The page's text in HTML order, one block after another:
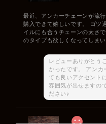
最近、アンカーチェーンが流
購入できて嬉しいです。 ゴツ
イルにも合うチェーンの太さ
のタイプも欲しくなってしまい
レビューありがとう
かったです。 アンカ
ても良いアクセント
雰囲気が出せますの
ださい♪